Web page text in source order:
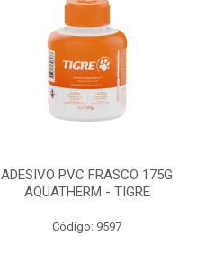
ADESIVO PVC FRASCO 175G
AQUATHERM - TIGRE
Código: 9597